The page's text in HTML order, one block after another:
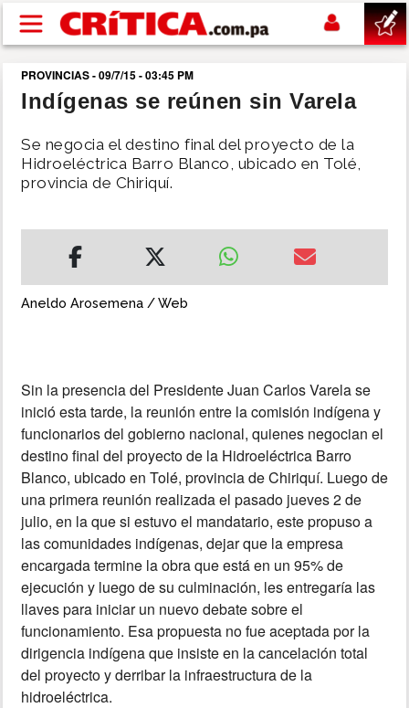
Pasar al contenido principal
buscar
NACIONAL
SHOW
MUNDO
INSÓLITAS
MULTIMEDIA
IMPRESO
PROVINCIAS - 09/7/15 - 03:45 PM
Indígenas se reúnen sin Varela
Se negocia el destino final del proyecto de la
Hidroeléctrica Barro Blanco, ubicado en Tolé,
provincia de Chiriquí.
Aneldo Arosemena / Web
Sin la presencia del Presidente Juan Carlos Varela se
inició esta tarde, la reunión entre la comisión indígena y
funcionarios del gobierno nacional, quienes negocian el
destino final del proyecto de la Hidroeléctrica Barro
Blanco, ubicado en Tolé, provincia de Chiriquí. Luego de
una primera reunión realizada el pasado jueves 2 de
julio, en la que si estuvo el mandatario, este propuso a
las comunidades indígenas, dejar que la empresa
encargada termine la obra que está en un 95% de
ejecución y luego de su culminación, les entregaría las
llaves para iniciar un nuevo debate sobre el
funcionamiento. Esa propuesta no fue aceptada por la
dirigencia indígena que insiste en la cancelación total
del proyecto y derribar la infraestructura de la
hidroeléctrica.